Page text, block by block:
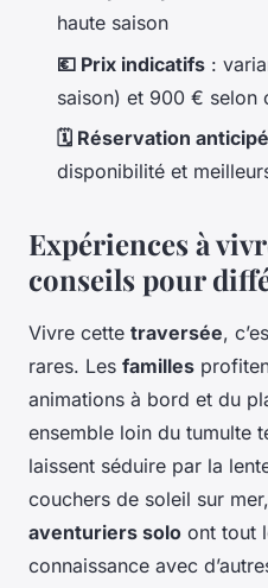
haute saison
💶 Prix indicatifs :
saison) et 900 € selon
🗓️ Réservation
disponibilité et
Expériences à
conseils pour
Vivre cette traversée,
rares. Les familles
animations à bord et du
ensemble loin du tumulte
laissent séduire par la
couchers de soleil sur
aventuriers solo ont tout
connaissance avec